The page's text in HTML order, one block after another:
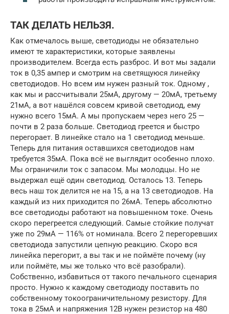
ТАК ДЕЛАТЬ НЕЛЬЗЯ.
Как отмечалось выше, светодиоды не обязательно
имеют те характеристики, которые заявлены
производителем. Всегда есть разброс. И вот мы задали
ток в 0,35 ампер и смотрим на светящуюся линейку
светодиодов. Но всем им нужен разный ток. Одному ,
как мы и рассчитывали 25мА, другому — 20мА, третьему
21мА, а вот нашёлся совсем кривой светодиод, ему
нужно всего 15мА. А мы пропускаем через него 25 —
почти в 2 раза больше. Светодиод греется и быстро
перегорает. В линейке стало на 1 светодиод меньше.
Теперь для питания оставшихся светодиодов нам
требуется 35мА. Пока всё не выглядит особенно плохо.
Мы ограничили ток с запасом. Мы молодцы. Но не
выдержал ещё один светодиод. Осталось 13. Теперь
весь наш ток делится не на 15, а на 13 светодиодов. На
каждый из них приходится по 26мА. Теперь абсолютно
все светодиоды работают на повышенном токе. Очень
скоро перегреется следующий. Самые стойкие получат
уже по 29мА — 116% от номинала. Всего 2 перегоревших
светодиода запустили цепную реакцию. Скоро вся
линейка перегорит, а вы так и не поймёте почему (ну
или поймёте, мы же только что всё разобрали).
Собственно, избавиться от такого печального сценария
просто. Нужно к каждому светодиоду поставить по
собственному токоограничительному резистору. Для
тока в 25мА и напряжения 12В нужен резистор на 480